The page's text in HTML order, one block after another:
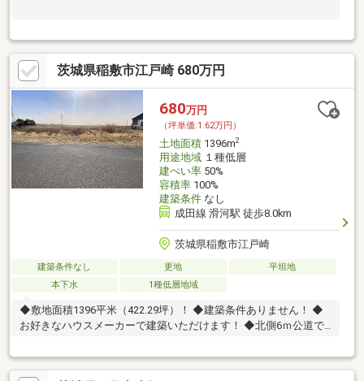
茨城県稲敷市江戸崎 680万円
680万円
（坪単価:1.62万円）
土地面積1396m2
用途地域１種低層
建ぺい率50%
容積率100%
建築条件なし
成田線 滑河駅 徒歩8.0km
茨城県稲敷市江戸崎
建築条件なし 更地
平坦地
本下水
1種低層地域
◆敷地面積1396平米（422.29坪）！ ◆建築条件ありません！ ◆
お好きなハウスメーカーで建築いただけます！ ◆北側6ｍ公道で